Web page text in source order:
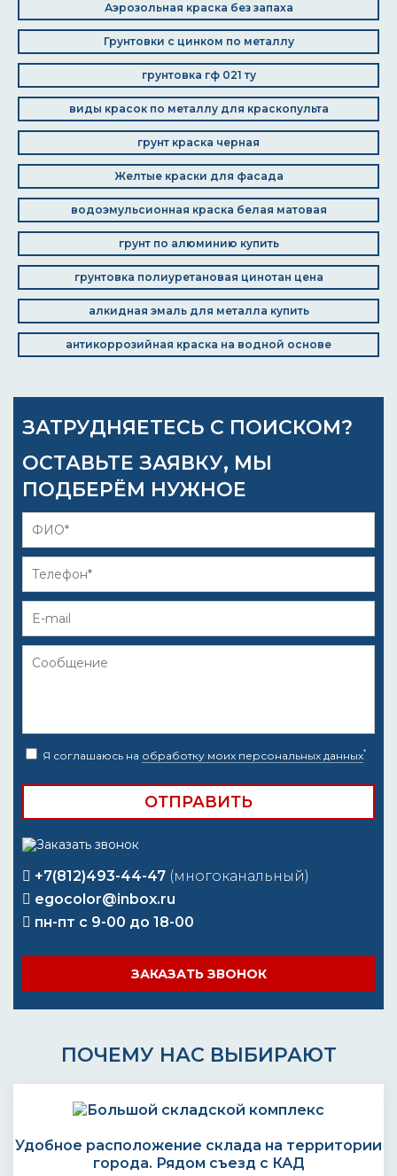
Аэрозольная краска без запаха
Грунтовки с цинком по металлу
грунтовка гф 021 ту
виды красок по металлу для краскопульта
грунт краска черная
Желтые краски для фасада
водоэмульсионная краска белая матовая
грунт по алюминию купить
грунтовка полиуретановая цинотан цена
алкидная эмаль для металла купить
антикоррозийная краска на водной основе
ЗАТРУДНЯЕТЕСЬ С ПОИСКОМ?
ОСТАВЬТЕ ЗАЯВКУ, МЫ
ПОДБЕРЁМ НУЖНОЕ
Я соглашаюсь на обработку моих персональных данных*
+7(812)493-44-47 (многоканальный)
egocolor@inbox.ru
пн-пт с 9-00 до 18-00
ЗАКАЗАТЬ ЗВОНОК
ПОЧЕМУ НАС ВЫБИРАЮТ
Удобное расположение склада на территории
города. Рядом съезд с КАД